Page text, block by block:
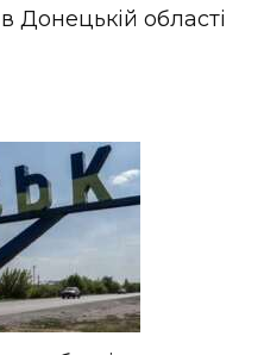
Донецькій області